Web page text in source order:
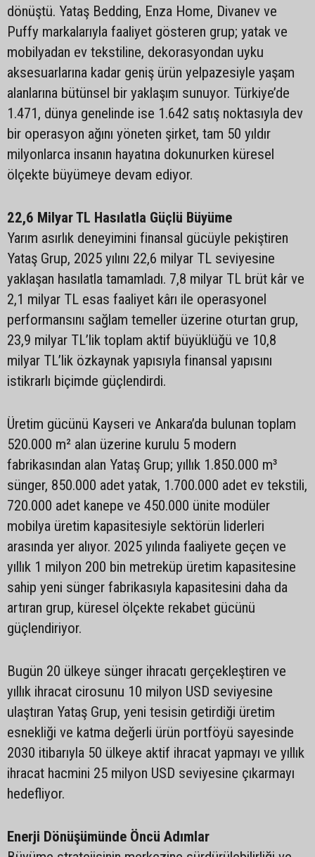
dönüştü. Yataş Bedding, Enza Home, Divanev ve
Puffy markalarıyla faaliyet gösteren grup; yatak ve
mobilyadan ev tekstiline, dekorasyondan uyku
aksesuarlarına kadar geniş ürün yelpazesiyle yaşam
alanlarına bütünsel bir yaklaşım sunuyor. Türkiye’de
1.471, dünya genelinde ise 1.642 satış noktasıyla dev
bir operasyon ağını yöneten şirket, tam 50 yıldır
milyonlarca insanın hayatına dokunurken küresel
ölçekte büyümeye devam ediyor.
22,6 Milyar TL Hasılatla Güçlü Büyüme
Yarım asırlık deneyimini finansal gücüyle pekiştiren
Yataş Grup, 2025 yılını 22,6 milyar TL seviyesine
yaklaşan hasılatla tamamladı. 7,8 milyar TL brüt kâr ve
2,1 milyar TL esas faaliyet kârı ile operasyonel
performansını sağlam temeller üzerine oturtan grup,
23,9 milyar TL’lik toplam aktif büyüklüğü ve 10,8
milyar TL’lik özkaynak yapısıyla finansal yapısını
istikrarlı biçimde güçlendirdi.
Üretim gücünü Kayseri ve Ankara’da bulunan toplam
520.000 m² alan üzerine kurulu 5 modern
fabrikasından alan Yataş Grup; yıllık 1.850.000 m³
sünger, 850.000 adet yatak, 1.700.000 adet ev tekstili,
720.000 adet kanepe ve 450.000 ünite modüler
mobilya üretim kapasitesiyle sektörün liderleri
arasında yer alıyor. 2025 yılında faaliyete geçen ve
yıllık 1 milyon 200 bin metreküp üretim kapasitesine
sahip yeni sünger fabrikasıyla kapasitesini daha da
artıran grup, küresel ölçekte rekabet gücünü
güçlendiriyor.
Bugün 20 ülkeye sünger ihracatı gerçekleştiren ve
yıllık ihracat cirosunu 10 milyon USD seviyesine
ulaştıran Yataş Grup, yeni tesisin getirdiği üretim
esnekliği ve katma değerli ürün portföyü sayesinde
2030 itibarıyla 50 ülkeye aktif ihracat yapmayı ve yıllık
ihracat hacmini 25 milyon USD seviyesine çıkarmayı
hedefliyor.
Enerji Dönüşümünde Öncü Adımlar